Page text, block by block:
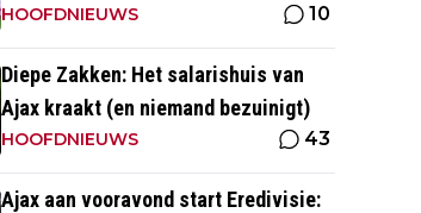
naar voetbal kijk’
HOOFDNIEUWS 10
Diepe Zakken: Het salarishuis van
Ajax kraakt (en niemand bezuinigt)
HOOFDNIEUWS 43
Ajax aan vooravond start Eredivisie: